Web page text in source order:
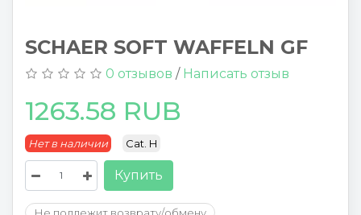
SCHAER SOFT WAFFELN GF
0 отзывов / Написать отзыв
1263.58 RUB
Нет в наличии Cat. H
Купить
Не подлежит возврату/обмену